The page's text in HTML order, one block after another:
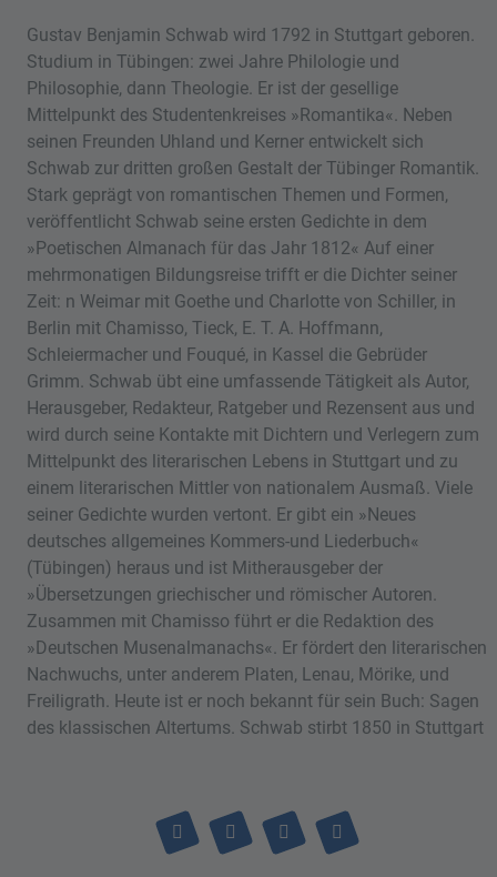
Gustav Benjamin Schwab wird 1792 in Stuttgart geboren.
Studium in Tübingen: zwei Jahre Philologie und
Philosophie, dann Theologie. Er ist der gesellige
Mittelpunkt des Studentenkreises »Romantika«. Neben
seinen Freunden Uhland und Kerner entwickelt sich
Schwab zur dritten großen Gestalt der Tübinger Romantik.
Stark geprägt von romantischen Themen und Formen,
veröffentlicht Schwab seine ersten Gedichte in dem
»Poetischen Almanach für das Jahr 1812« Auf einer
mehrmonatigen Bildungsreise trifft er die Dichter seiner
Zeit: n Weimar mit Goethe und Charlotte von Schiller, in
Berlin mit Chamisso, Tieck, E. T. A. Hoffmann,
Schleiermacher und Fouqué, in Kassel die Gebrüder
Grimm. Schwab übt eine umfassende Tätigkeit als Autor,
Herausgeber, Redakteur, Ratgeber und Rezensent aus und
wird durch seine Kontakte mit Dichtern und Verlegern zum
Mittelpunkt des literarischen Lebens in Stuttgart und zu
einem literarischen Mittler von nationalem Ausmaß. Viele
seiner Gedichte wurden vertont. Er gibt ein »Neues
deutsches allgemeines Kommers-und Liederbuch«
(Tübingen) heraus und ist Mitherausgeber der
»Übersetzungen griechischer und römischer Autoren.
Zusammen mit Chamisso führt er die Redaktion des
»Deutschen Musenalmanachs«. Er fördert den literarischen
Nachwuchs, unter anderem Platen, Lenau, Mörike, und
Freiligrath. Heute ist er noch bekannt für sein Buch: Sagen
des klassischen Altertums. Schwab stirbt 1850 in Stuttgart